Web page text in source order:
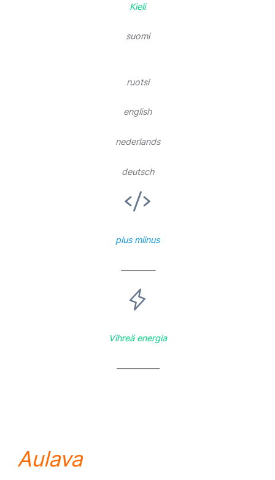
Kieli
suomi
ruotsi
english
nederlands
deutsch
plus miinus
————
Vihreä energia
—————
Aulava